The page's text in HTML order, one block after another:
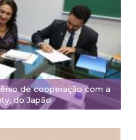
de cooperação com a
do Japão